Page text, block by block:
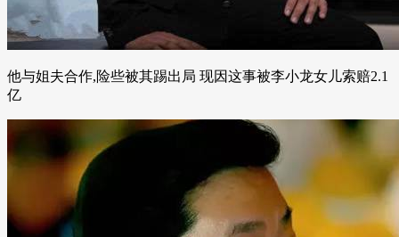
他与姐夫合作,险些被其踢出局 现因这事被李小龙女儿索赔2.1
亿